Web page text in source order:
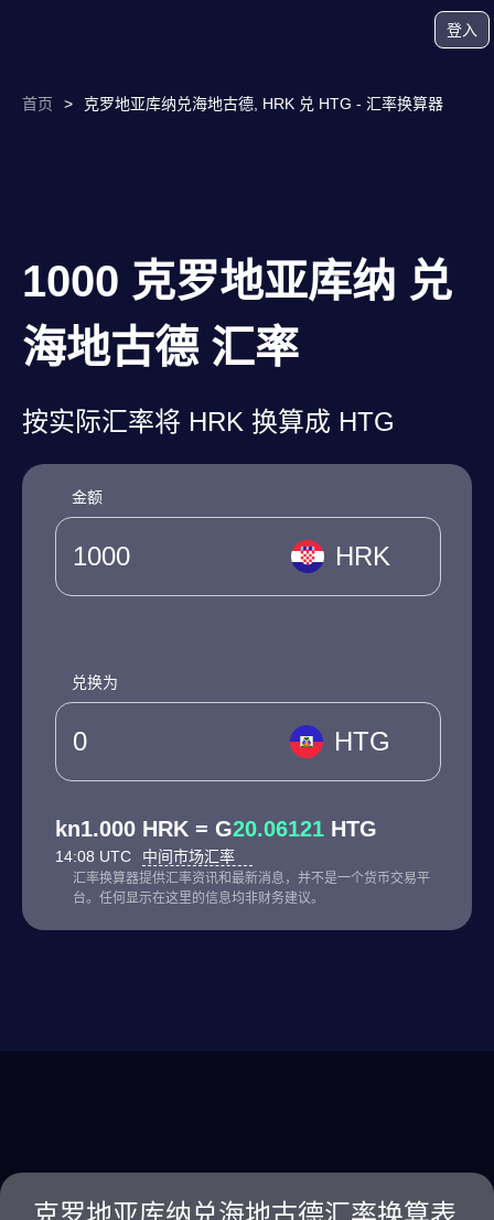
登入
首页 > 克罗地亚库纳兑海地古德, HRK 兑 HTG - 汇率换算器
1000 克罗地亚库纳 兑
海地古德 汇率
按实际汇率将 HRK 换算成 HTG
金额
HRK
兑换为
HTG
kn1.000 HRK = G20.06121 HTG
14:08 UTC 中间市场汇率
汇率换算器提供汇率资讯和最新消息，并不是一个货币交易平
台。任何显示在这里的信息均非财务建议。
克罗地亚库纳兑海地古德汇率换算表